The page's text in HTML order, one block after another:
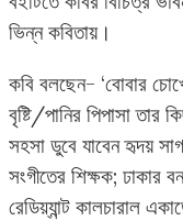
ভিন্ন কবিতায়।
কবি বলছেন- ‘বোবার
বৃষ্টি/পানির পিপাসা তার
সহসা ডুবে যাবেন হৃদয়
সংগীতের শিক্ষক; ঢাকার
রেডিয়্যান্ট কালচারাল